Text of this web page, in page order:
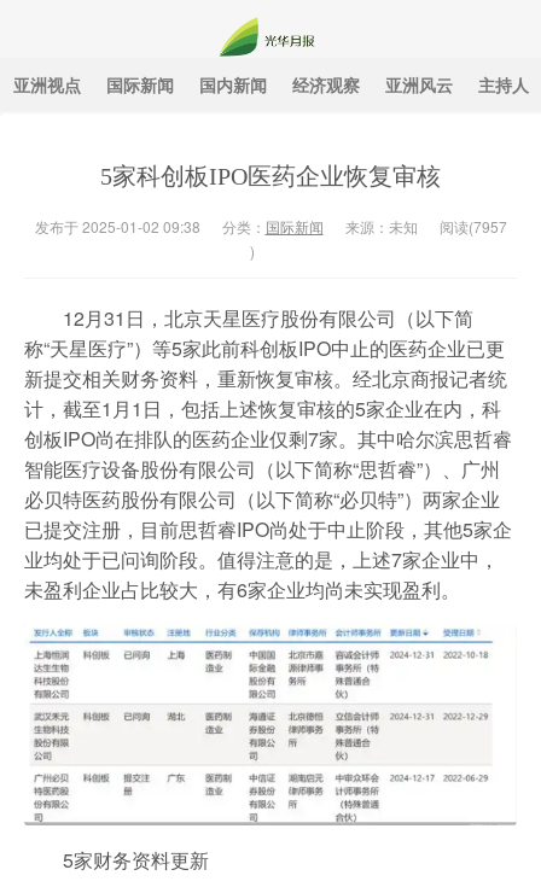
光华月报
亚洲视点 国际新闻 国内新闻 经济观察 亚洲风云 主持人
5家科创板IPO医药企业恢复审核
发布于 2025-01-02 09:38 分类： 国际新闻 来源：未知 阅读(7957
)
12月31日，北京天星医疗股份有限公司（以下简
称“天星医疗”）等5家此前科创板IPO中止的医药企业已更
新提交相关财务资料，重新恢复审核。经北京商报记者统
计，截至1月1日，包括上述恢复审核的5家企业在内，科
创板IPO尚在排队的医药企业仅剩7家。其中哈尔滨思哲睿
智能医疗设备股份有限公司（以下简称“思哲睿”）、广州
必贝特医药股份有限公司（以下简称“必贝特”）两家企业
已提交注册，目前思哲睿IPO尚处于中止阶段，其他5家企
业均处于已问询阶段。值得注意的是，上述7家企业中，
未盈利企业占比较大，有6家企业均尚未实现盈利。
5家财务资料更新